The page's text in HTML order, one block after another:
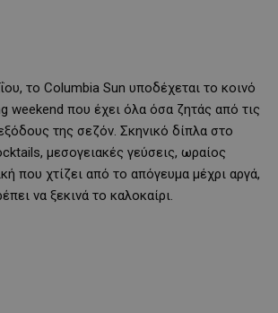
το Columbia Sun υποδέχεται το κοινό
weekend που έχει όλα όσα ζητάς από τις
της σεζόν. Σκηνικό δίπλα στο
μεσογειακές γεύσεις, ωραίος
που χτίζει από το απόγευμα μέχρι αργά,
να ξεκινά το καλοκαίρι.